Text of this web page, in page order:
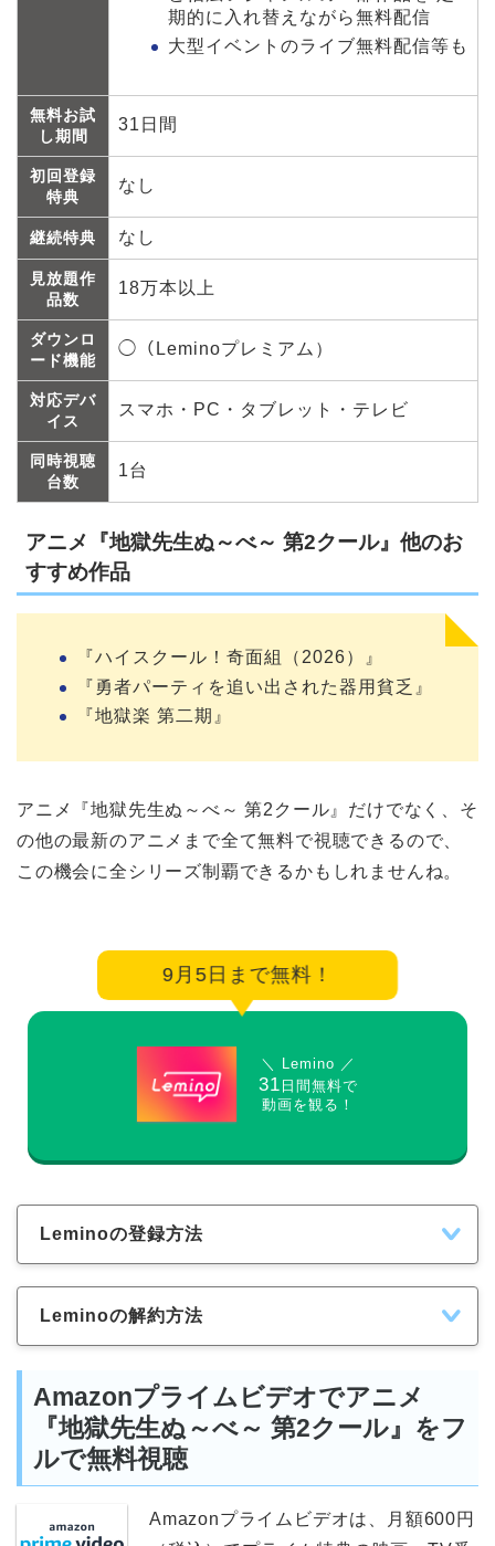
期的に入れ替えながら無料配信
大型イベントのライブ無料配信等も
無料お試
し期間
31日間
初回登録
特典
なし
継続特典 なし
見放題作
品数
18万本以上
ダウンロ
ード機能
◯（Leminoプレミアム）
対応デバ
イス
スマホ・PC・タブレット・テレビ
同時視聴
台数
1台
アニメ『地獄先生ぬ～べ～ 第2クール』他のお
すすめ作品
『ハイスクール！奇面組（2026）』
『勇者パーティを追い出された器用貧乏』
『地獄楽 第二期』
アニメ『地獄先生ぬ～べ～ 第2クール』だけでなく、そ
の他の最新のアニメまで全て無料で視聴できるので、
この機会に全シリーズ制覇できるかもしれませんね。
9月5日まで無料！
＼ Lemino ／
31 日間無料で
動画を観る！
Leminoの登録方法
Leminoの解約方法
Amazonプライムビデオでアニメ
『地獄先生ぬ～べ～ 第2クール』をフ
ルで無料視聴
Amazonプライムビデオは、月額600円